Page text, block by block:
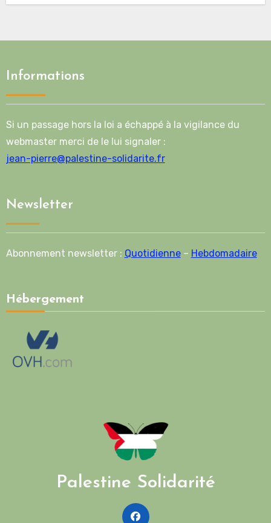
Informations
Si un passage hors la loi a échappé à la vigilance du
webmaster merci de le lui signaler :
jean-pierre@palestine-solidarite.fr
Newsletter
Abonnement newsletter : Quotidienne– Hebdomadaire
Hébergement
Palestine Solidarité